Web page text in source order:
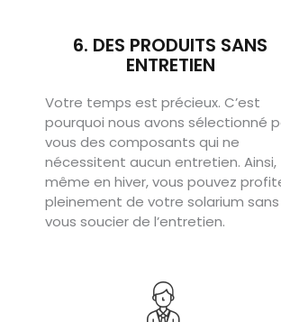
6. DES PRODUITS SANS
ENTRETIEN
Votre temps est précieux. C’est
pourquoi nous avons sélectionné
vous des composants qui ne
nécessitent aucun entretien. Ainsi,
même en hiver, vous pouvez
pleinement de votre solarium sans
vous soucier de l’entretien.